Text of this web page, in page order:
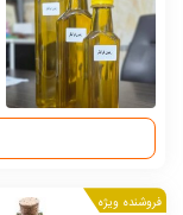
فروشنده ویژه